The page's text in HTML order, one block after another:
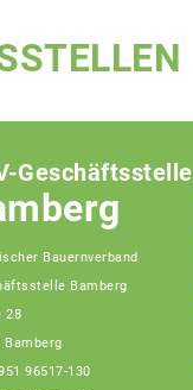
Geschäftsstelle
Bauernverband
Bamberg
28
Bamberg
96517-130